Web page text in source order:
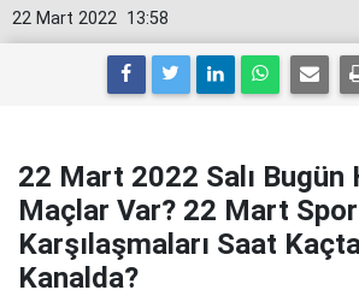
13:58
22 Mart 2022
22 Mart 2022 Salı Bugün
Maçlar Var? 22 Mart Spor
Karşılaşmaları Saat
Kanalda?